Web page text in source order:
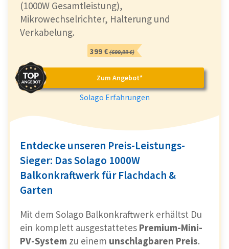
(1000W Gesamtleistung),
Mikrowechselrichter, Halterung und
Verkabelung.
399 €(600,99 €)
Zum Angebot*
Solago Erfahrungen
Entdecke unseren Preis-Leistungs-
Sieger: Das Solago 1000W
Balkonkraftwerk für Flachdach &
Garten
Mit dem Solago Balkonkraftwerk erhältst Du
ein komplett ausgestattetes Premium-Mini-
PV-System zu einem unschlagbaren Preis.